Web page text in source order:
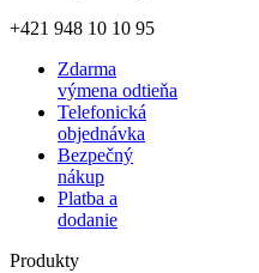
+421 948 10 10 95
Zdarma
výmena odtieňa
Telefonická
objednávka
Bezpečný
nákup
Platba a
dodanie
Produkty